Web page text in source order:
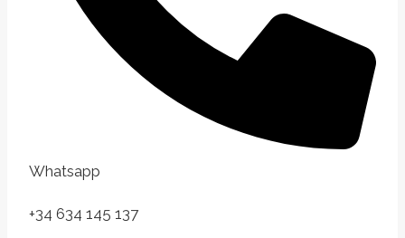
Whatsapp
+34 634 145 137